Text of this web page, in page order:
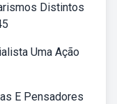
Distintos
Uma Ação
E Pensadores